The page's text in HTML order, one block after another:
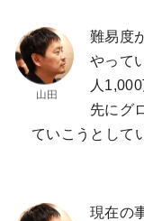
難易度
やって
人
先にグ
ていこうとして
現在の